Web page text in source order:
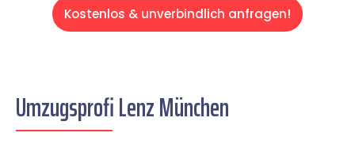
Kostenlos & unverbindlich anfragen!
Umzugsprofi Lenz München